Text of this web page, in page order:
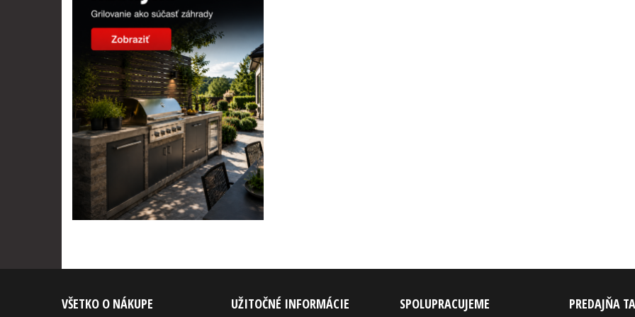
VŠETKO O NÁKUPE UŽITOČNÉ INFORMÁCIE SPOLUPRACUJEME PREDAJŇA